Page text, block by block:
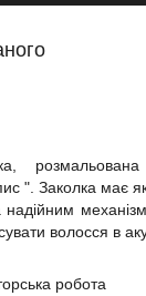
". Заколка має
волосся в
робота